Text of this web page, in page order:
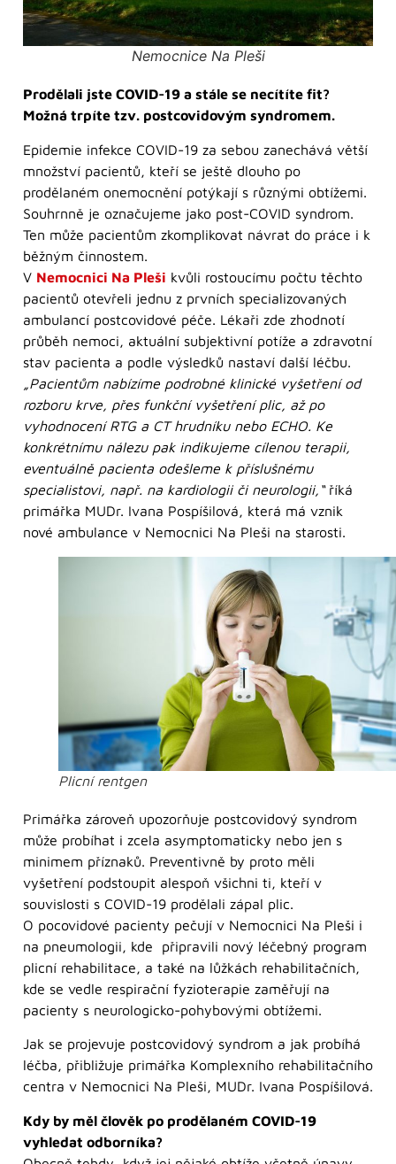
Nemocnice Na Pleši
Prodělali jste COVID-19 a stále se necítíte fit?
Možná trpíte tzv. postcovidovým syndromem.
Epidemie infekce COVID-19 za sebou zanechává větší
množství pacientů, kteří se ještě dlouho po
prodělaném onemocnění potýkají s různými obtížemi.
Souhrnně je označujeme jako post-COVID syndrom.
Ten může pacientům zkomplikovat návrat do práce i k
běžným činnostem.
V Nemocnici Na Pleši kvůli rostoucímu počtu těchto
pacientů otevřeli jednu z prvních specializovaných
ambulancí postcovidové péče. Lékaři zde zhodnotí
průběh nemoci, aktuální subjektivní potíže a zdravotní
stav pacienta a podle výsledků nastaví další léčbu.
„Pacientům nabízíme podrobné klinické vyšetření od
rozboru krve, přes funkční vyšetření plic, až po
vyhodnocení RTG a CT hrudníku nebo ECHO. Ke
konkrétnímu nálezu pak indikujeme cílenou terapii,
eventuálně pacienta odešleme k příslušnému
specialistovi, např. na kardiologii či neurologii,“říká
primářka MUDr. Ivana Pospíšilová, která má vznik
nové ambulance v Nemocnici Na Pleši na starosti.
Plicní rentgen
Primářka zároveň upozorňuje postcovidový syndrom
může probíhat i zcela asymptomaticky nebo jen s
minimem příznaků. Preventivně by proto měli
vyšetření podstoupit alespoň všichni ti, kteří v
souvislosti s COVID-19 prodělali zápal plic.
O pocovidové pacienty pečují v Nemocnici Na Pleši i
na pneumologii, kde připravili nový léčebný program
plicní rehabilitace, a také na lůžkách rehabilitačních,
kde se vedle respirační fyzioterapie zaměřují na
pacienty s neurologicko-pohybovými obtížemi.
Jak se projevuje postcovidový syndrom a jak probíhá
léčba, přibližuje primářka Komplexního rehabilitačního
centra v Nemocnici Na Pleši, MUDr. Ivana Pospíšilová.
Kdy by měl člověk po prodělaném COVID-19
vyhledat odborníka?